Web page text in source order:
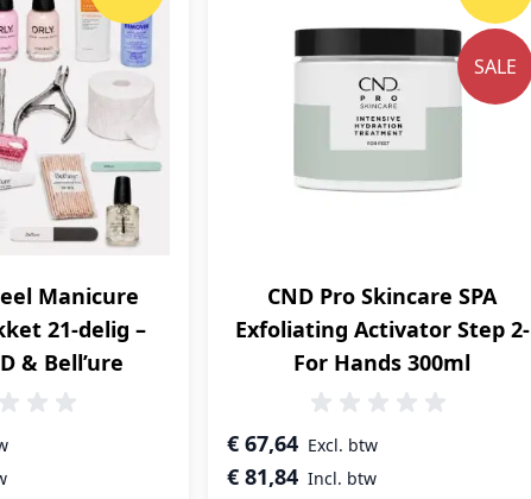
Manicure
21-delig –
& Bell’ure
CND Pro Skincare SPA
Exfoliating Activator Step 2-
For Hands 300ml
Speciale prijs
€ 81,84
€ 67,64
SALE